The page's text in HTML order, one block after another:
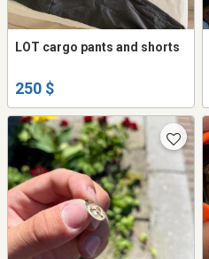
LOT cargo pants and shorts
250 $